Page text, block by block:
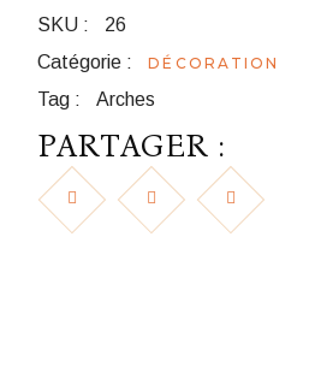
SKU :
26
Catégorie :
DÉCORATION
Tag : Arches
PARTAGER :